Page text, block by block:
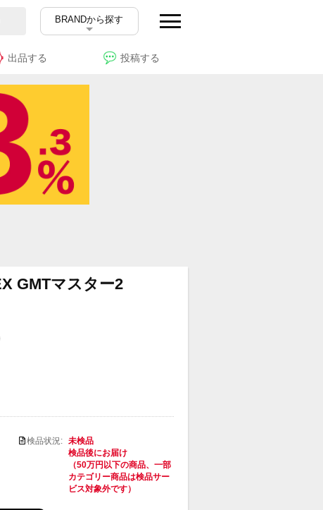
BRANDから探す
出品する 投稿する
GMTマスター2
検品状況: 未検品
検品後にお届け
（50万円以下の商品、一部
カテゴリー商品は検品サー
ビス対象外です）